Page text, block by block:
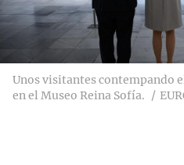
Unos visitantes contempando
en el Museo Reina Sofía.